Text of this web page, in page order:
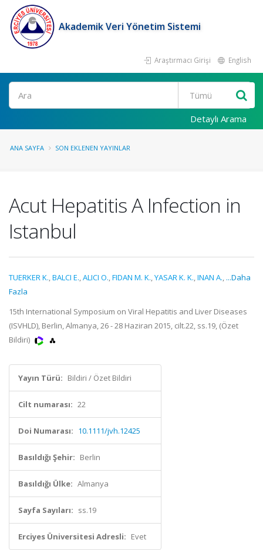
Akademik Veri Yönetim Sistemi
Araştırmacı Girişi English
Ara
Detaylı Arama
ANA SAYFA SON EKLENEN YAYINLAR
Acut Hepatitis A Infection in
Istanbul
TUERKER K.,BALCI E.,ALICI O.,FIDAN M. K.,YASAR K. K.,INAN A., ...Daha
Fazla
15th International Symposium on Viral Hepatitis and Liver Diseases
(ISVHLD), Berlin, Almanya, 26 - 28 Haziran 2015, cilt.22, ss.19, (Özet
Bildiri)
Yayın Türü: Bildiri / Özet Bildiri
Cilt numarası: 22
Doi Numarası: 10.1111/jvh.12425
Basıldığı Şehir: Berlin
Basıldığı Ülke: Almanya
Sayfa Sayıları: ss.19
Erciyes Üniversitesi Adresli: Evet